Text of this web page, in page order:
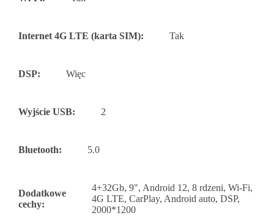
Internet 4G LTE (karta SIM): Tak
DSP: Więc
Wyjście USB: 2
Bluetooth: 5.0
Dodatkowe
cechy:
4+32Gb, 9", Android 12, 8 rdzeni, Wi-Fi,
4G LTE, CarPlay, Android auto, DSP,
2000*1200